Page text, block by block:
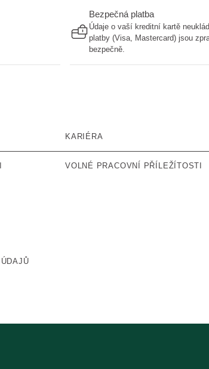
Bezpečná platba
Údaje o vaší kreditní kartě
platby (Visa, Mastercard) jsou
bezpečně.
KARIÉRA
VOLNÉ PRACOVNÍ PŘÍLEŽÍTOSTI